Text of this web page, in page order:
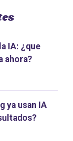
IA: ¿que
ahora?
ya usan IA